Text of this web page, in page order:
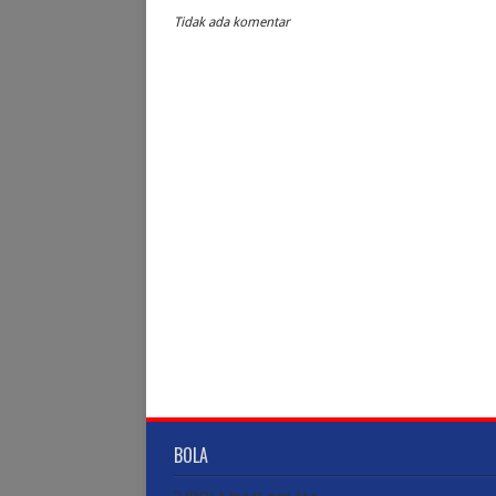
Tidak ada komentar
BOLA